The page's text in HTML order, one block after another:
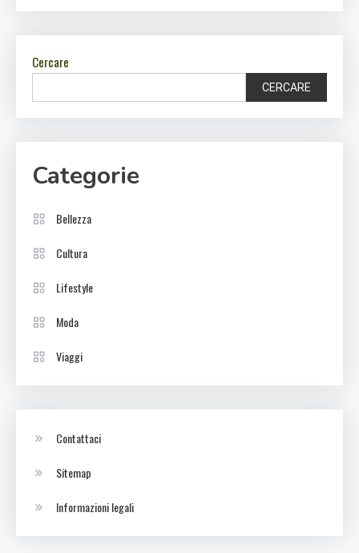
Cercare
CERCARE
Categorie
Bellezza
Cultura
Lifestyle
Moda
Viaggi
Contattaci
Sitemap
Informazioni legali